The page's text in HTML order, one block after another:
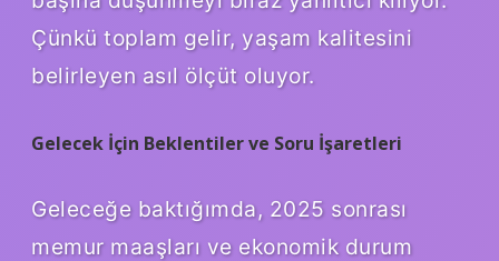
Çünkü toplam gelir, yaşam kalitesini
belirleyen asıl ölçüt oluyor.
Gelecek İçin Beklentiler ve Soru İşaretleri
Geleceğe baktığımda, 2025 sonrası
memur maaşları ve ekonomik durum